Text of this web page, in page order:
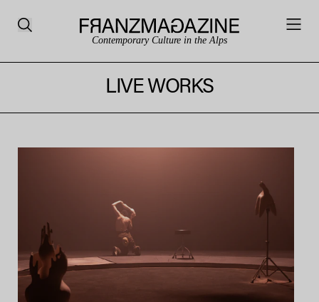
Contemporary Culture in the Alps
LIVE WORKS